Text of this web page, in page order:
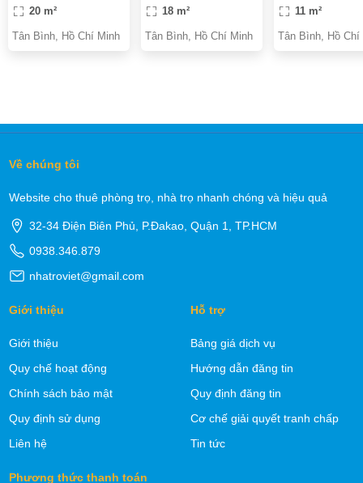
20 m²
Tân Bình, Hồ Chí Minh
NGHI,VỆ SINH TRONG
18 m²
Tân Bình, Hồ Chí Minh
Bình11 m²
Tân Bình, Hồ Chí
Về chúng tôi
Website cho thuê phòng trọ, nhà trọ nhanh chóng và hiệu quả
32-34 Điện Biên Phủ, P.Đakao, Quận 1, TP.HCM
0938.346.879
nhatroviet@gmail.com
Giới thiệu
Giới thiệu
Quy chế hoạt động
Chính sách bảo mật
Quy định sử dụng
Liên hệ
Hỗ trợ
Bảng giá dịch vụ
Hướng dẫn đăng tin
Quy định đăng tin
Cơ chế giải quyết tranh chấp
Tin tức
Phương thức thanh toán